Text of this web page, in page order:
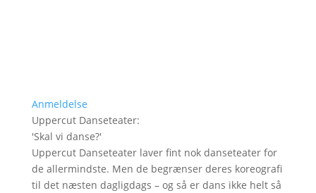
Anmeldelse
Uppercut Danseteater:
'Skal vi danse?'
Uppercut Danseteater laver fint nok danseteater for
de allermindste. Men de begrænser deres koreografi
til det næsten dagligdags – og så er dans ikke helt så